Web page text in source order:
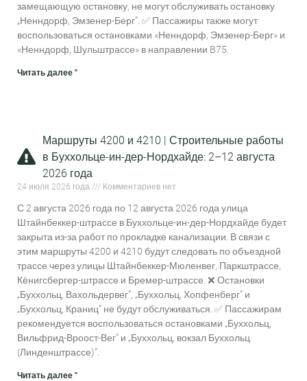
замещающую остановку, не могут обслуживать остановку
„Ненндорф, Эмзенер-Берг“. ✅ Пассажиры также могут
воспользоваться остановками «Ненндорф, Эмзенер-Берг» и
«Ненндорф, Шульштрассе» в направлении B75.
Читать далее "
Маршруты 4200 и 4210 | Строительные работы
в Буххольце-ин-дер-Нордхайде: 2–12 августа
2026 года
24 июля 2026 года Комментариев нет
С 2 августа 2026 года по 12 августа 2026 года улица
Штайнбеккер-штрассе в Буххольце-ин-дер-Нордхайде будет
закрыта из-за работ по прокладке канализации. В связи с
этим маршруты 4200 и 4210 будут следовать по объездной
трассе через улицы Штайнбеккер-Мюленвег, Паркштрассе,
Кёнигсбергер-штрассе и Бремер-штрассе. ❌ Остановки
„Буххольц, Вахольдервег“, „Буххольц, Хопфенберг“ и
„Буххольц, Краниц“ не будут обслуживаться. ✅ Пассажирам
рекомендуется воспользоваться остановками „Буххольц,
Вильфрид-Вроост-Вег“ и „Буххольц, вокзал Буххольц
(Линденштрассе)“.
Читать далее "